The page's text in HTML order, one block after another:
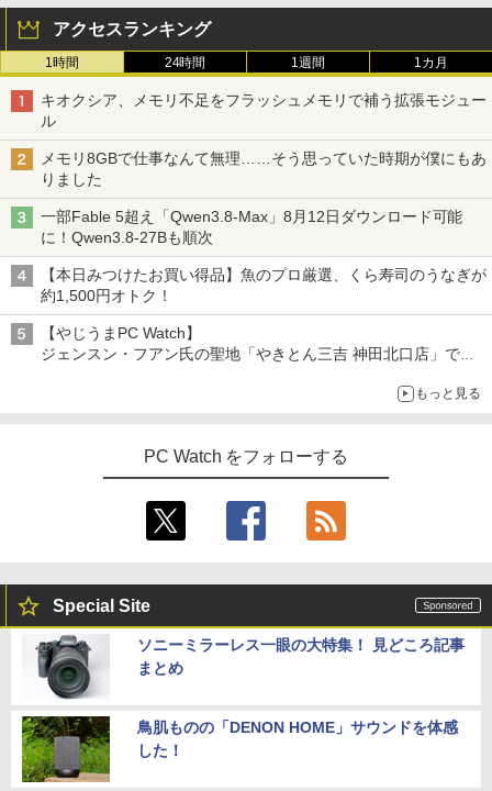
アクセスランキング
1時間 24時間 1週間 1カ月
キオクシア、メモリ不足をフラッシュメモリで補う拡張モジュー
ル
メモリ8GBで仕事なんて無理……そう思っていた時期が僕にもあ
りました
一部Fable 5超え「Qwen3.8-Max」8月12日ダウンロード可能
に！Qwen3.8-27Bも順次
【本日みつけたお買い得品】魚のプロ厳選、くら寿司のうなぎが
約1,500円オトク！
【やじうまPC Watch】
ジェンスン・フアン氏の聖地「やきとん三吉 神田北口店」で
～コース名を変更したのはNVIDIAに怒られたからではないもっと見る
PC Watch をフォローする
Special Site
ソニーミラーレス一眼の大特集！ 見どころ記事
まとめ
鳥肌ものの「DENON HOME」サウンドを体感
した！